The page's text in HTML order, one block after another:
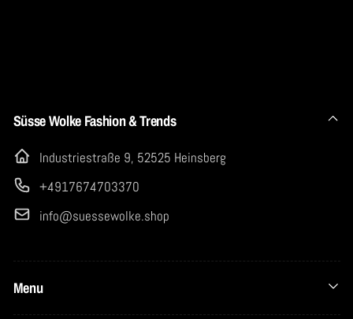
Süsse Wolke Fashion & Trends
Industriestraße 9, 52525 Heinsberg
+4917674703370
info@suessewolke.shop
Menu